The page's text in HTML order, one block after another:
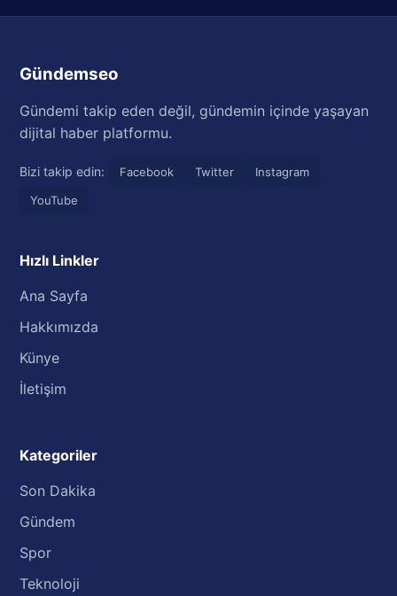
Gündemseo
Gündemi takip eden değil, gündemin içinde yaşayan
dijital haber platformu.
Bizi takip edin: Facebook Twitter
Instagram
YouTube
Hızlı Linkler
Ana Sayfa
Hakkımızda
Künye
İletişim
Kategoriler
Son Dakika
Gündem
Spor
Teknoloji